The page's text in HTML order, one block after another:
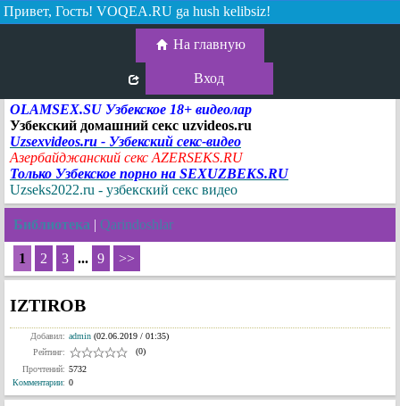
Привет, Гость! VOQEA.RU ga hush kelibsiz!
На главную
Вход
OLAMSEX.SU Узбекское 18+ видеолар
Узбекский домашний секс uzvideos.ru
Uzsexvideos.ru - Узбекский секс-видео
Азербайджанский секс AZERSEKS.RU
Только Узбекское порно на SEXUZBEKS.RU
Uzseks2022.ru - узбекский секс видео
Библиотека | Qarindoshlar
1 2 3 ... 9 >>
IZTIROB
Добавил: admin (02.06.2019 / 01:35)
Рейтинг:
(0)
Прочтений: 5732
Комментарии: 0